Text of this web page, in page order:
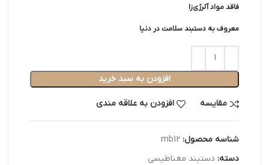
فاقد مواد آلرژی‌زا
معروف به دستبند سلامت در دنیا
افزودن به سبد خرید
مقایسه افزودن به علاقه مندی
شناسه محصول: mb12
دسته: دستبند مغناطیسی